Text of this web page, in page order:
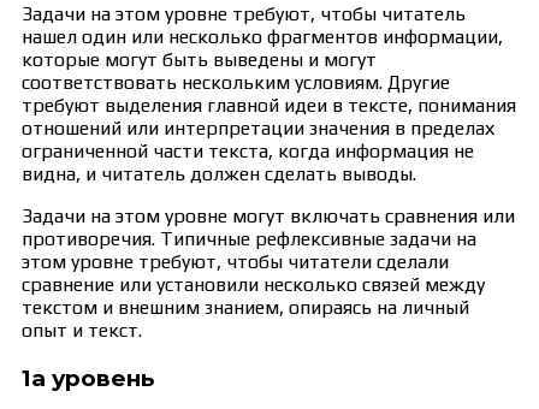
Задачи на этом уровне требуют, чтобы читатель
нашел один или несколько фрагментов информации,
которые могут быть выведены и могут
соответствовать нескольким условиям. Другие
требуют выделения главной идеи в тексте, понимания
отношений или интерпретации значения в пределах
ограниченной части текста, когда информация не
видна, и читатель должен сделать выводы.
Задачи на этом уровне могут включать сравнения или
противоречия. Типичные рефлексивные задачи на
этом уровне требуют, чтобы читатели сделали
сравнение или установили несколько связей между
текстом и внешним знанием, опираясь на личный
опыт и текст.
1а уровень